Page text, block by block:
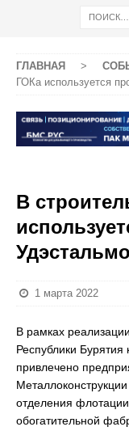
ГЛАВНАЯ >
ГОКа используется
В
1 марта 2022
В рамках
Республики Бурятия
привлечено
отделения
обогатительной